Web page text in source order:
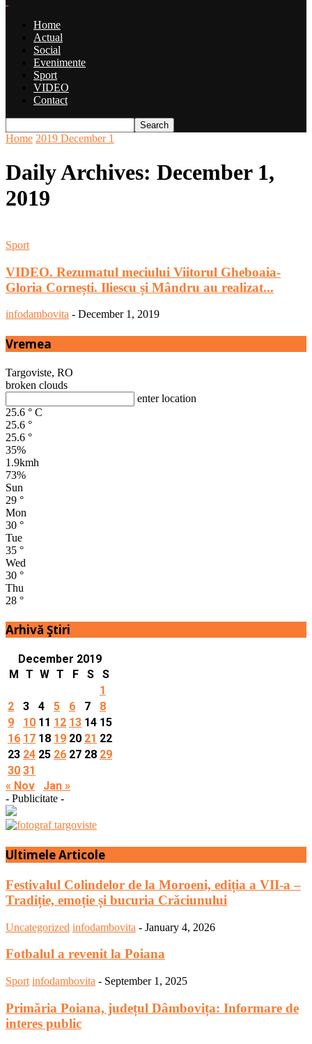
Home
Actual
Social
Evenimente
Sport
VIDEO
Contact
Home 2019 December 1
Daily Archives: December 1,
2019
Sport
VIDEO. Rezumatul meciului Viitorul Gheboaia-
Gloria Cornești. Iliescu și Mândru au realizat...
infodambovita - December 1, 2019
Vremea
Targoviste, RO
broken clouds
enter location
25.6 ° C
25.6 °
25.6 °
35%
1.9kmh
73%
Sun
29 °
Mon
30 °
Tue
35 °
Wed
30 °
Thu
28 °
Arhivă Ştiri
December 2019
M
T W T F S
S
1
2
3 4 5 6 7
8
9
10 11 12 13 14 15
16 17 18 19 20 21 22
23 24 25 26 27 28 29
30 31
« Nov
Jan »
- Publicitate -
Ultimele Articole
Festivalul Colindelor de la Moroeni, ediția a VII-a –
Tradiție, emoție și bucuria Crăciunului
Uncategorized infodambovita - January 4, 2026
Fotbalul a revenit la Poiana
Sport infodambovita - September 1, 2025
Primăria Poiana, județul Dâmbovița: Informare de
interes public